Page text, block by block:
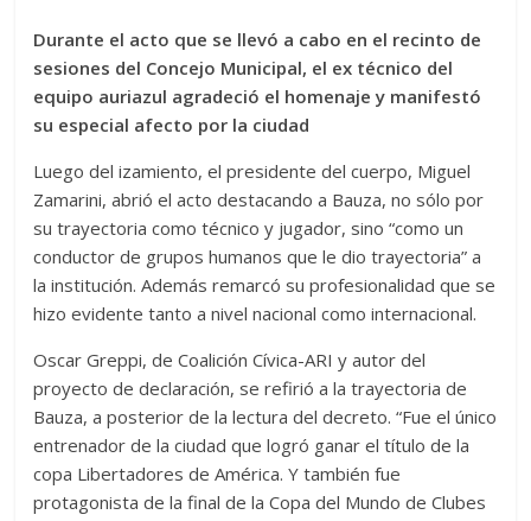
Durante el acto que se llevó a cabo en el recinto de
sesiones del Concejo Municipal, el ex técnico del
equipo auriazul agradeció el homenaje y manifestó
su especial afecto por la ciudad
Luego del izamiento, el presidente del cuerpo, Miguel
Zamarini, abrió el acto destacando a Bauza, no sólo por
su trayectoria como técnico y jugador, sino “como un
conductor de grupos humanos que le dio trayectoria” a
la institución. Además remarcó su profesionalidad que se
hizo evidente tanto a nivel nacional como internacional.
Oscar Greppi, de Coalición Cívica-ARI y autor del
proyecto de declaración, se refirió a la trayectoria de
Bauza, a posterior de la lectura del decreto. “Fue el único
entrenador de la ciudad que logró ganar el título de la
copa Libertadores de América. Y también fue
protagonista de la final de la Copa del Mundo de Clubes